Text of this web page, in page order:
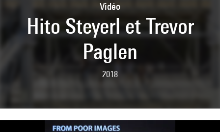
Vidéo
Hito Steyerl et Trevor
Paglen
2018